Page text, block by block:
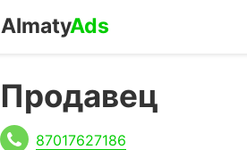
AlmatyAds
Продавец
87017627186